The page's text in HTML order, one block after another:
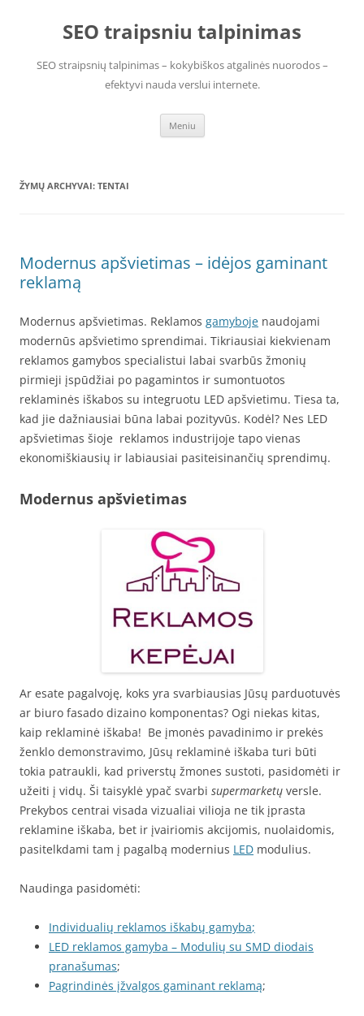
SEO traipsniu talpinimas
SEO straipsnių talpinimas – kokybiškos atgalinės nuorodos –
efektyvi nauda verslui internete.
Meniu
ŽYMŲ ARCHYVAI: TENTAI
Modernus apšvietimas – idėjos gaminant
reklamą
Modernus apšvietimas. Reklamos gamyboje naudojami
modernūs apšvietimo sprendimai. Tikriausiai kiekvienam
reklamos gamybos specialistui labai svarbūs žmonių
pirmieji įspūdžiai po pagamintos ir sumontuotos
reklaminės iškabos su integruotu LED apšvietimu. Tiesa ta,
kad jie dažniausiai būna labai pozityvūs. Kodėl? Nes LED
apšvietimas šioje reklamos industrijoje tapo vienas
ekonomiškiausių ir labiausiai pasiteisinančių sprendimų.
Modernus apšvietimas
Ar esate pagalvoję, koks yra svarbiausias Jūsų parduotuvės
ar biuro fasado dizaino komponentas? Ogi niekas kitas,
kaip reklaminė iškaba! Be įmonės pavadinimo ir prekės
ženklo demonstravimo, Jūsų reklaminė iškaba turi būti
tokia patraukli, kad priverstų žmones sustoti, pasidomėti ir
užeiti į vidų. Ši taisyklė ypač svarbi supermarketų versle.
Prekybos centrai visada vizualiai vilioja ne tik įprasta
reklamine iškaba, bet ir įvairiomis akcijomis, nuolaidomis,
pasitelkdami tam į pagalbą modernius LED modulius.
Naudinga pasidomėti:
Individualių reklamos iškabų gamyba;
LED reklamos gamyba – Modulių su SMD diodais
pranašumas;
Pagrindinės įžvalgos gaminant reklamą;